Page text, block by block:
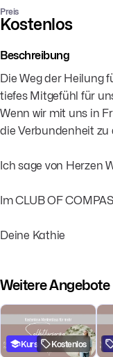
Preis
Kostenlos
Beschreibung
Die Weg der Heilung
tiefes Mitgefühl für
Wenn wir mit uns in
die Verbundenheit
Ich sage von Herzen
Im CLUB OF
Deine Kathie
Weitere Angebote
Kurs Kostenlos